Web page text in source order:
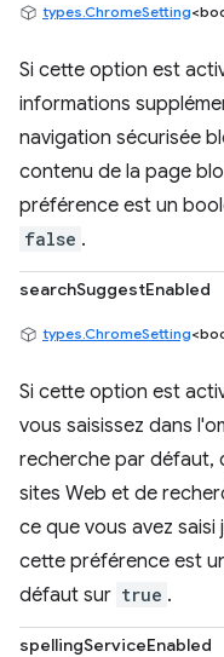
types.ChromeSetting
Si cette option est
informations
navigation sécurisée
contenu de la page
préférence est un
false .
searchSuggestEnabled
types.ChromeSetting
Si cette option est
vous saisissez dans
recherche par défaut,
sites Web et de
ce que vous avez
cette préférence est
défaut sur true .
spellingServiceEnabled